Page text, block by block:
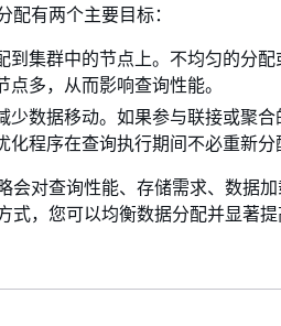
配有两个主要目标：
到集群中的节点上。不均匀的分
多，从而影响查询性能。
少数据移动。如果参与联接或聚
化程序在查询执行期间不必重新分
会对查询性能、存储需求、数据
式，您可以均衡数据分配并显著提